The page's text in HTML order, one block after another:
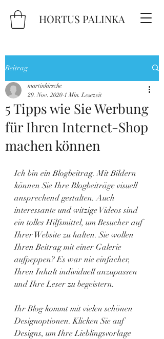
HORTUS PALINKA
Beitrag
5 Tipps wie Sie Werbung
für Ihren Internet-Shop
machen können
martinkirsche
29. Nov. 2020 1 Min. Lesezeit
Ich bin ein Blogbeitrag. Mit Bildern
können Sie Ihre Blogbeiträge visuell
ansprechend gestalten. Auch
interessante und witzige Videos sind
ein tolles Hilfsmittel, um Besucher auf
Ihrer Website zu halten. Sie wollen
Ihren Beitrag mit einer Galerie
aufpeppen? Es war nie einfacher,
Ihren Inhalt individuell anzupassen
und Ihre Leser zu begeistern.
Ihr Blog kommt mit vielen schönen
Designoptionen. Klicken Sie auf
Designs, um Ihre Lieblingsvorlage